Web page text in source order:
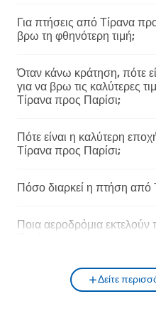
Για πτήσεις από Τίρανα
βρω τη φθηνότερη τιμή;
Όταν κάνω κράτηση, πότε
για να βρω τις καλύτερες
Τίρανα προς Παρίσι;
Πότε είναι η καλύτερη
Τίρανα προς Παρίσι;
Πόσο διαρκεί η πτήση από
Ποια αεροδρόμια
Δείτε